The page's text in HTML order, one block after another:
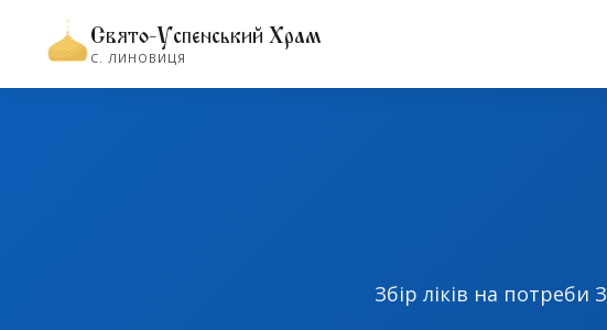
Свято-Успенський Храм
С. ЛИНОВИЦЯ
Збір ліків на